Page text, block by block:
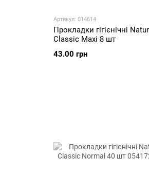
Артикул: 014614
Прокладки гігієнічні
Classic Maxi 8 шт
43.00 грн